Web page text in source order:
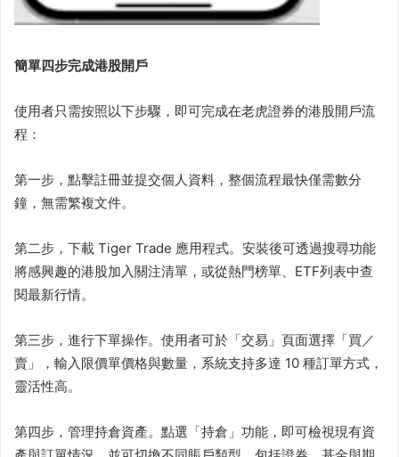
簡單四步完成港股開戶
使用者只需按照以下步驟，即可完成在老虎證券的港股開戶流
程：
第一步，點擊註冊並提交個人資料，整個流程最快僅需數分
鐘，無需繁複文件。
第二步，下載 Tiger Trade 應用程式。安裝後可透過搜尋功能
將感興趣的港股加入關注清單，或從熱門榜單、ETF列表中查
閱最新行情。
第三步，進行下單操作。使用者可於「交易」頁面選擇「買／
賣」，輸入限價單價格與數量，系統支持多達 10 種訂單方式，
靈活性高。
第四步，管理持倉資產。點選「持倉」功能，即可檢視現有資